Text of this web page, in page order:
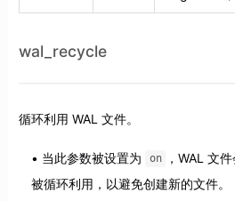
wal_recycle
循环利用 WAL 文件。
当此参数被设置为 on
，WAL 文
被循环利用，以避免创建新的文件。